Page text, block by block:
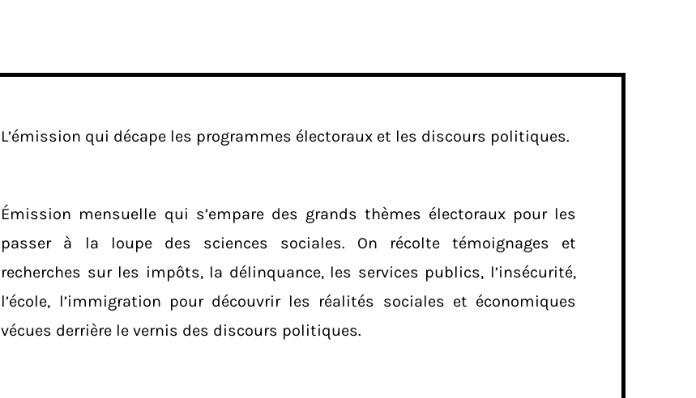
L’émission qui décape les programmes électoraux et les discours politiques.
Émission mensuelle qui s’empare des grands thèmes électoraux pour les
passer à la loupe des sciences sociales. On récolte témoignages et
recherches sur les impôts, la délinquance, les services publics, l’insécurité,
l’école, l’immigration pour découvrir les réalités sociales et économiques
vécues derrière le vernis des discours politiques.